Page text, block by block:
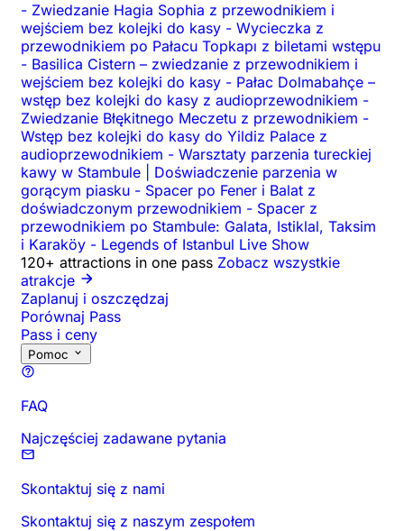
- Zwiedzanie Hagia Sophia z przewodnikiem i
wejściem bez kolejki do kasy - Wycieczka z
przewodnikiem po Pałacu Topkapı z biletami wstępu
- Basilica Cistern – zwiedzanie z przewodnikiem i
wejściem bez kolejki do kasy - Pałac Dolmabahçe –
wstęp bez kolejki do kasy z audioprzewodnikiem -
Zwiedzanie Błękitnego Meczetu z przewodnikiem -
Wstęp bez kolejki do kasy do Yildiz Palace z
audioprzewodnikiem - Warsztaty parzenia tureckiej
kawy w Stambule | Doświadczenie parzenia w
gorącym piasku - Spacer po Fener i Balat z
doświadczonym przewodnikiem - Spacer z
przewodnikiem po Stambule: Galata, Istiklal, Taksim
i Karaköy - Legends of Istanbul Live Show
120+ attractions in one pass Zobacz wszystkie
atrakcje
Zaplanuj i oszczędzaj
Porównaj Pass
Pass i ceny
Pomoc
FAQ
Najczęściej zadawane pytania
Skontaktuj się z nami
Skontaktuj się z naszym zespołem